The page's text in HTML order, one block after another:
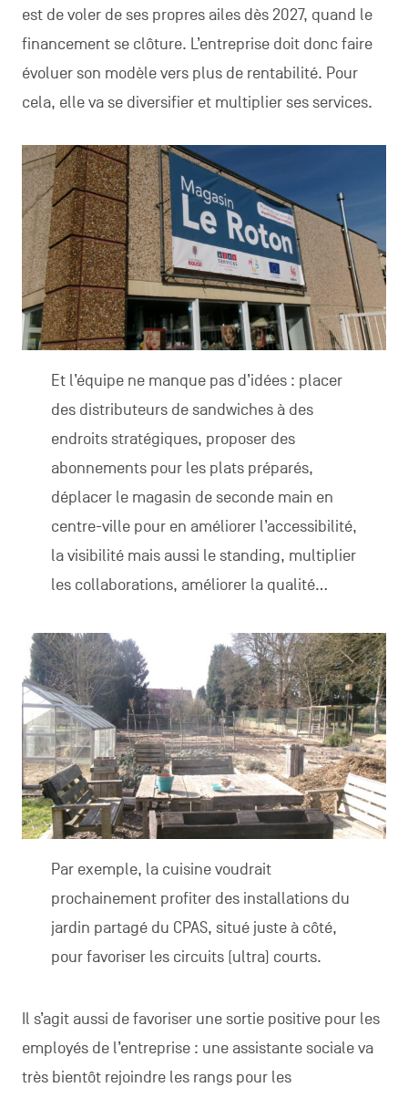
est de voler de ses propres ailes dès 2027, quand le
financement se clôture. L’entreprise doit donc faire
évoluer son modèle vers plus de rentabilité. Pour
cela, elle va se diversifier et multiplier ses services.
Et l’équipe ne manque pas d’idées : placer
des distributeurs de sandwiches à des
endroits stratégiques, proposer des
abonnements pour les plats préparés,
déplacer le magasin de seconde main en
centre-ville pour en améliorer l’accessibilité,
la visibilité mais aussi le standing, multiplier
les collaborations, améliorer la qualité…
Par exemple, la cuisine voudrait
prochainement profiter des installations du
jardin partagé du CPAS, situé juste à côté,
pour favoriser les circuits (ultra) courts.
Il s’agit aussi de favoriser une sortie positive pour les
employés de l’entreprise : une assistante sociale va
très bientôt rejoindre les rangs pour les